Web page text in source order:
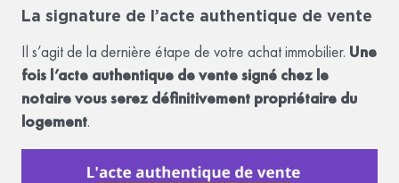
La signature de l’acte authentique de vente
Il s’agit de la dernière étape de votre achat immobilier. Une
fois l’acte authentique de vente signé chez le
notaire vous serez définitivement propriétaire du
logement.